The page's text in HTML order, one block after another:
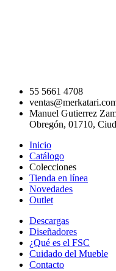
55 5661 4708
Manuel Gutierrez
Obregón, 01710,
Inicio
Catálogo
Colecciones
Tienda en línea
Novedades
Outlet
Descargas
Diseñadores
¿Qué es el FSC
Cuidado del Mueble
Contacto